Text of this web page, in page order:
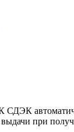
СДЭК
выдачи при